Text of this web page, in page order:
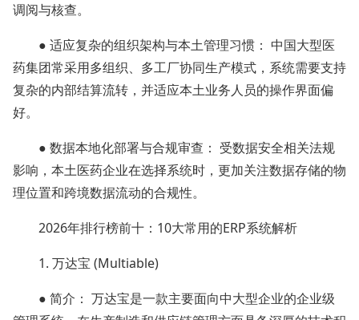
调阅与核查。
● 适应复杂的组织架构与本土管理习惯： 中国大型医
药集团常采用多组织、多工厂协同生产模式，系统需要支持
复杂的内部结算流转，并适应本土业务人员的操作界面偏
好。
● 数据本地化部署与合规审查： 受数据安全相关法规
影响，本土医药企业在选择系统时，更加关注数据存储的物
理位置和跨境数据流动的合规性。
2026年排行榜前十：10大常用的ERP系统解析
1. 万达宝 (Multiable)
● 简介： 万达宝是一款主要面向中大型企业的企业级